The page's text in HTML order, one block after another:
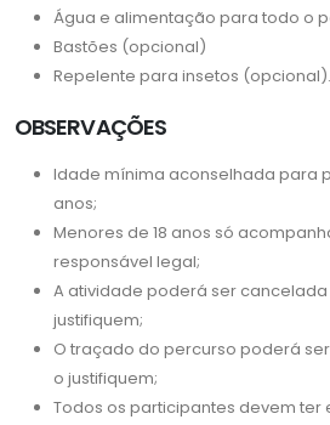
Água e alimentação para todo o
Bastões (opcional)
Repelente para insetos (opcional).
OBSERVAÇÕES
Idade mínima aconselhada para
anos;
Menores de 18 anos só
responsável legal;
A atividade poderá ser
justifiquem;
O traçado do percurso poderá
o justifiquem;
Todos os participantes devem ter